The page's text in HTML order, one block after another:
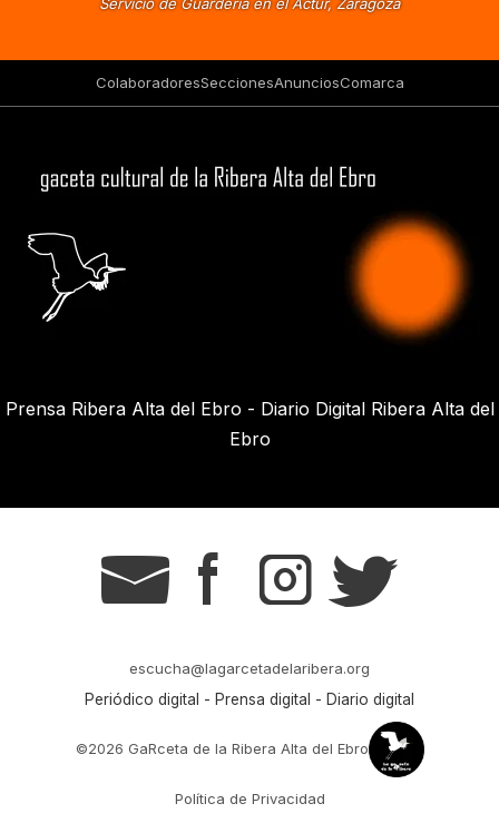
ColaboradoresSeccionesAnunciosComarca
Prensa Ribera Alta del Ebro - Diario Digital Ribera Alta del
Ebro
g s t r
escucha@lagarcetadelaribera.org
Periódico digital - Prensa digital - Diario digital
©2026 GaRceta de la Ribera Alta del Ebro
Política de Privacidad